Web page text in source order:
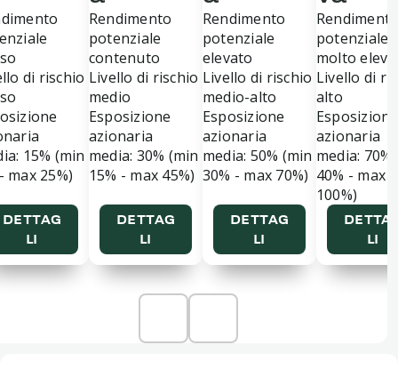
di rischio
15% (min
max 25%)
DETTAG
LI
Rendimento
potenziale
contenuto
Livello di rischio
medio
Esposizione
azionaria
media: 30% (min
15% - max 45%)
DETTAG
LI
Rendimento
potenziale
elevato
Livello di rischio
medio-alto
Esposizione
azionaria
media: 50% (min
30% - max 70%)
DETTAG
LI
potenziale
molto
Livello di
alto
Esposizione
azionaria
media: 70%
40% - max
100%)
LI